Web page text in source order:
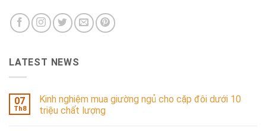
LATEST NEWS
07
Th8
Kinh nghiệm mua giường ngủ cho cặp đôi dưới 10
triệu chất lượng